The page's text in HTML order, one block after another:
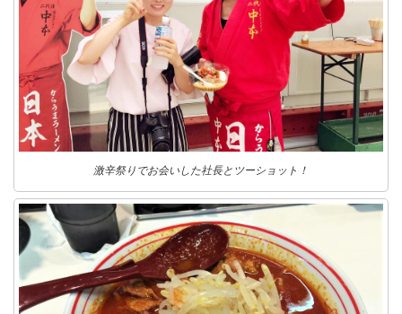
激辛祭りでお会いした社長とツーショット！